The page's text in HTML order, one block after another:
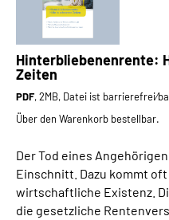
Hinterbliebenenrente:
Zeiten
PDF, 2MB, Datei ist
Über den Warenkorb bestellbar.
Der Tod eines
Einschnitt. Dazu kommt
wirtschaftliche Existenz.
die gesetzliche